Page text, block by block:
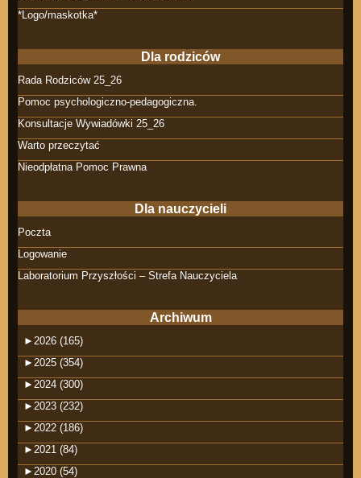
*Logo/maskotka*
Dla rodziców
Rada Rodziców 25_26
Pomoc psychologiczno-pedagogiczna.
Konsultacje Wywiadówki 25_26
Warto przeczytać
Nieodpłatna Pomoc Prawna
Dla nauczycieli
Poczta
Logowanie
Laboratorium Przyszłości – Strefa Nauczyciela
Archiwum
► 2026 (165)
► 2025 (354)
► 2024 (300)
► 2023 (232)
► 2022 (186)
► 2021 (84)
► 2020 (54)